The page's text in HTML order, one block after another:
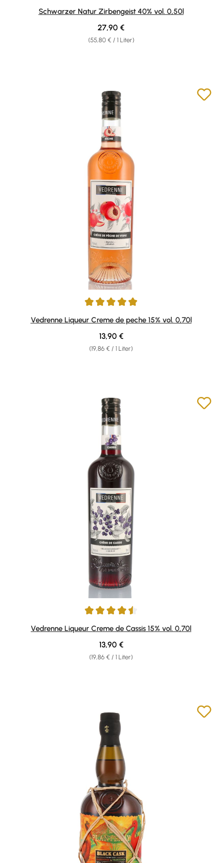
Durchschnittliche Bewertung von 4.65 von 5 Sternen
Schwarzer Natur Zirbengeist 40% vol. 0,50l
(55,80 € / 1 Liter)
Regulärer Preis:
27,90 €
Durchschnittliche Bewertung von 5 von 5 Sternen
Vedrenne Liqueur Creme de peche 15% vol. 0,70l
(19,86 € / 1 Liter)
Regulärer Preis:
13,90 €
Durchschnittliche Bewertung von 4.5 von 5 Sternen
Vedrenne Liqueur Creme de Cassis 15% vol. 0,70l
(19,86 € / 1 Liter)
Regulärer Preis:
13,90 €